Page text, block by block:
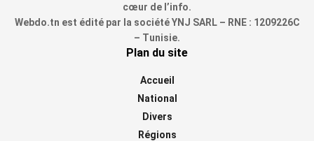
cœur de l’info.
Webdo.tn est édité par la société YNJ SARL – RNE : 1209226C
– Tunisie.
Plan du site
Accueil
National
Divers
Régions